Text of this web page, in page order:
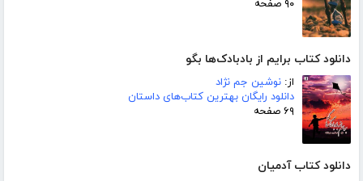
۹۰ صفحه
دانلود کتاب برایم از بادبادک‌ها بگو
از: نوشین جم نژاد
دانلود رایگان بهترین کتاب‌های داستان
۶۹ صفحه
دانلود کتاب آدمیان